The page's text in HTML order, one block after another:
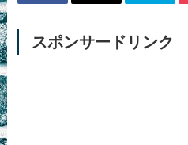
スポンサードリンク